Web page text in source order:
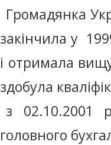
Громадянка
закінчила у
і отримала
здобула
з 02.10.2001
головного